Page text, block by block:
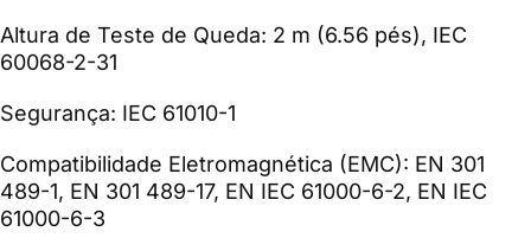
Altura de Teste de Queda: 2 m (6.56 pés), IEC
60068-2-31
Segurança: IEC 61010-1
Compatibilidade Eletromagnética (EMC): EN 301
489-1, EN 301 489-17, EN IEC 61000-6-2, EN IEC
61000-6-3